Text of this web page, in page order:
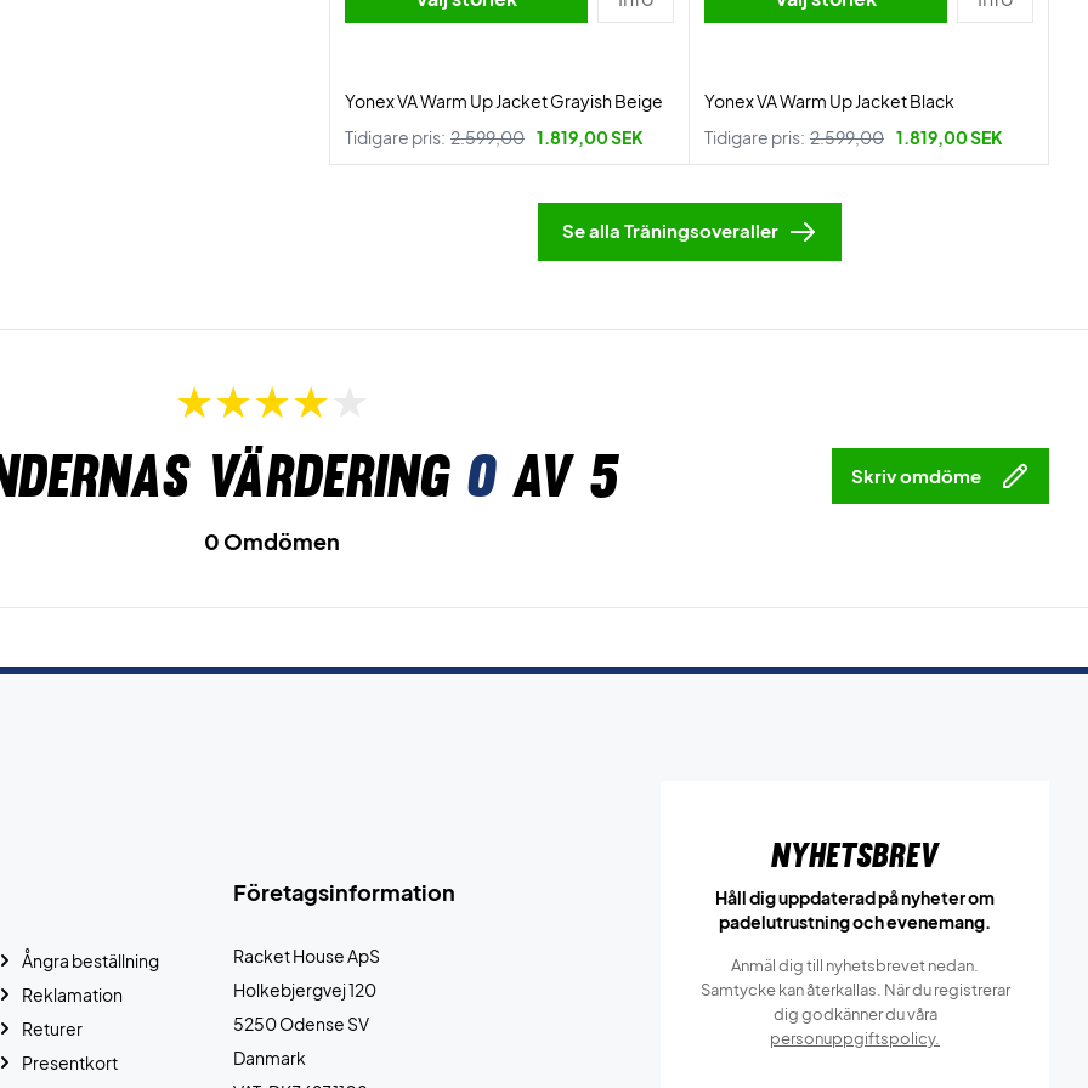
Yonex VA Warm Up Jacket Grayish Beige
Tidigare pris: 2.599,00 1.819,00 SEK
Yonex VA Warm Up Jacket Black
Tidigare pris: 2.599,00 1.819,00 SEK
Se alla Träningsoveraller
värdering 0av 5 Skriv omdöme
0 Omdömen
Företagsinformation
Racket House ApS
Holkebjergvej 120
5250 Odense SV
Danmark
Ångra beställning
Reklamation
Returer
Presentkort
Nyhetsbrev
Håll dig uppdaterad på nyheter om
padelutrustning och evenemang.
Anmäl dig till nyhetsbrevet nedan.
Samtycke kan återkallas. När du registrerar
dig godkänner du våra
personuppgiftspolicy.